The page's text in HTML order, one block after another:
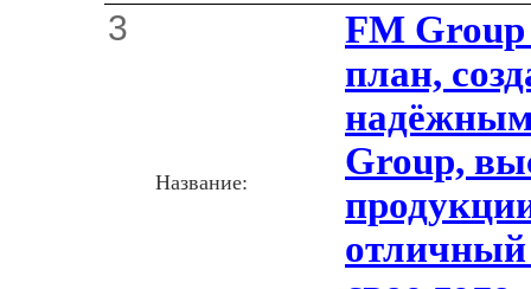
3
Название:
FM
план,
Group,
отличный